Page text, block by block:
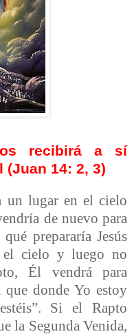
recibirá a sí
14: 2, 3)
un lugar en el cielo
de nuevo para
prepararía Jesús
el cielo y luego no
Él vendrá para
donde Yo estoy
Si el Rapto
la Segunda Venida,